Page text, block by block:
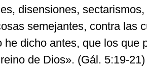
disensiones,
semejantes, contra las
he dicho antes, que los que
de Dios». (Gál. 5:19-